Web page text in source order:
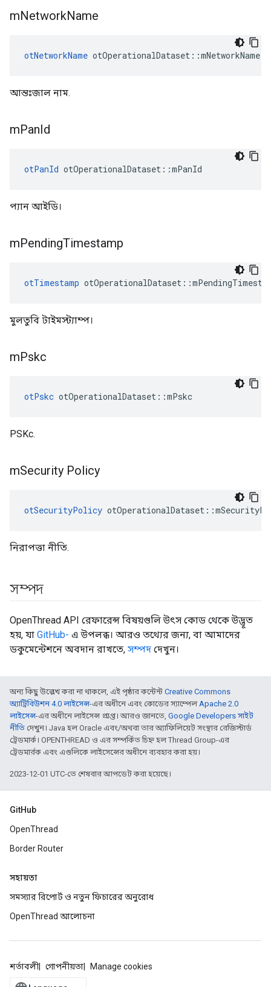
mNetworkName
otNetworkName otOperationalDataset ::mNetworkName
আন্তঃজাল নাম.
mPanId
otPanId otOperationalDataset ::mPanId
প্যান আইডি।
mPendingTimestamp
otTimestamp otOperationalDataset ::
মুলতুবি টাইমস্ট্যাম্প।
mPskc
otPskc otOperationalDataset ::mPskc
PSKc.
mSecurity Policy
otSecurityPolicy otOperationalDataset ::
নিরাপত্তা নীতি.
সম্পদ
OpenThread API রেফারেন্স বিষয়গুলি উৎস কোড থেকে উদ্ভূত
হয়, যা GitHub- এ উপলব্ধ। আরও তথ্যের জন্য, বা আমাদের
ডকুমেন্টেশনে অবদান রাখতে, সম্পদ দেখুন।
অন্য কিছু উল্লেখ করা না থাকলে, এই পৃষ্ঠার কন্টেন্ট Creative Commons
অ্যাট্রিবিউশন 4.0 লাইসেন্স-এর অধীনে এবং কোডের স্যাম্পেলApache 2.0
লাইসেন্স-এর অধীনে লাইসেন্স প্রাপ্ত। আরও জানতে, Google Developers সাইট
নীতি দেখুন। Java হল Oracle এবং/অথবা তার অ্যাফিলিয়েট সংস্থার রেজিস্টার্ড
ট্রেডমার্ক। OPENTHREAD ও এর সম্পর্কিত চিহ্ন হল Thread Group-এর
ট্রেডমার্রক এবং এগুলিকে লাইসেন্সের অধীনে ব্যবহার করা হয়।
2023-12-01 UTC-তে শেষবার আপডেট করা হয়েছে।
GitHub
OpenThread
Border Router
সহায়তা
সমস্যার রিপোর্ট ও নতুন ফিচারের অনুরোধ
OpenThread আলোচনা
শর্তাবলী গোপনীয়তা Manage cookies